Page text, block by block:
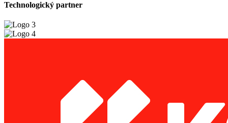
Technologický partner